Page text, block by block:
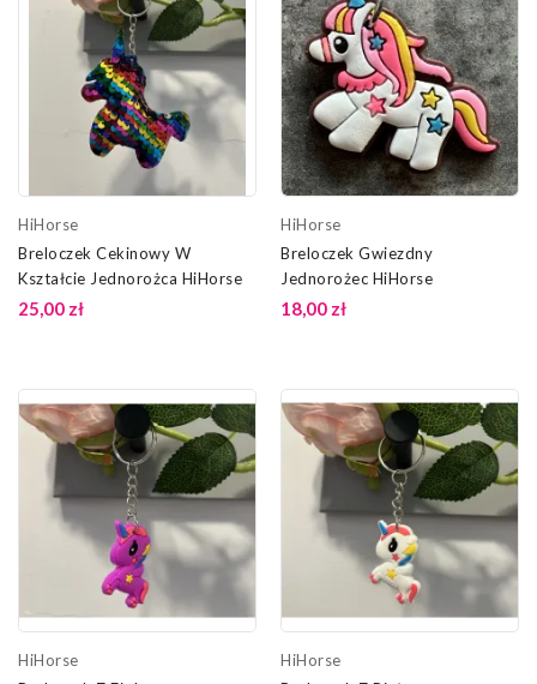
HiHorse
Breloczek Cekinowy W
Kształcie Jednorożca HiHorse
25,00 zł
HiHorse
Breloczek Gwiezdny
Jednorożec HiHorse
18,00 zł
HiHorse
HiHorse